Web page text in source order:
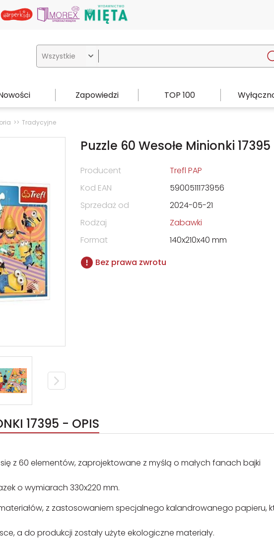

Zapowiedzi TOP 100
Tradycyjne
Puzzle 60 Wesołe Minionki 17395
Producent
Trefl PAP
Kod EAN
5900511173956
Sprzedaż od
2024-05-21
Rodzaj
Zabawki
Format
140x210x40 mm
Bez prawa zwrotu
17395 - OPIS
z 60 elementów, zaprojektowane z myślą o małych fanach bajki
o wymiarach 330x220 mm.
z zastosowaniem specjalnego kalandrowanego papieru,
a do produkcji zostały użyte ekologiczne materiały.